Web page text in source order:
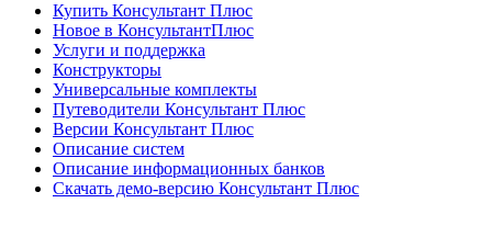
Купить Консультант Плюс
Новое в КонсультантПлюс
Услуги и поддержка
Конструкторы
Универсальные комплекты
Путеводители Консультант Плюс
Версии Консультант Плюс
Описание систем
Описание информационных банков
Скачать демо-версию Консультант Плюс